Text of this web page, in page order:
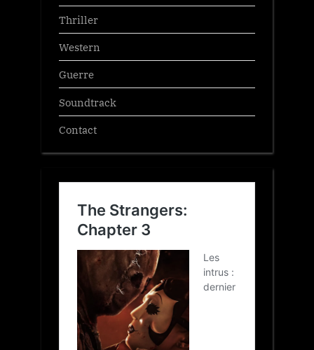
Thriller
Western
Guerre
Soundtrack
Contact